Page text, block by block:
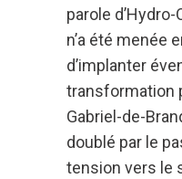
parole
n’a été menée
d’implanter
transformation
Gabriel-de-
doublé par le
tension vers le